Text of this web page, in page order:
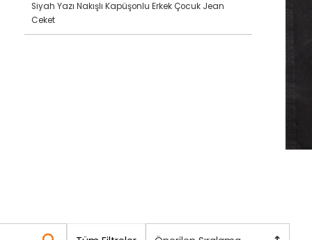
Siyah Yazı Nakışlı Kapüşonlu Erkek Çocuk Jean
Ceket